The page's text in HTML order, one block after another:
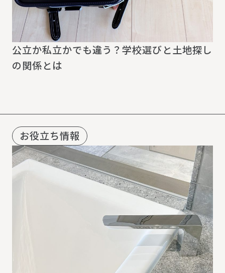
公立か私立かでも違う？学校選びと土地探し
の関係とは
お役立ち情報